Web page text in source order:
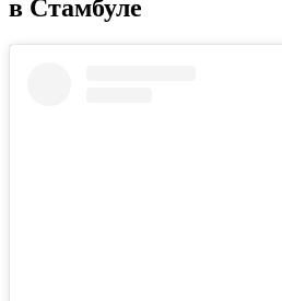
в Стамбуле